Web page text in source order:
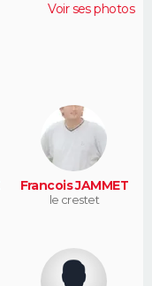
Voir ses photos
Francois JAMMET
le crestet